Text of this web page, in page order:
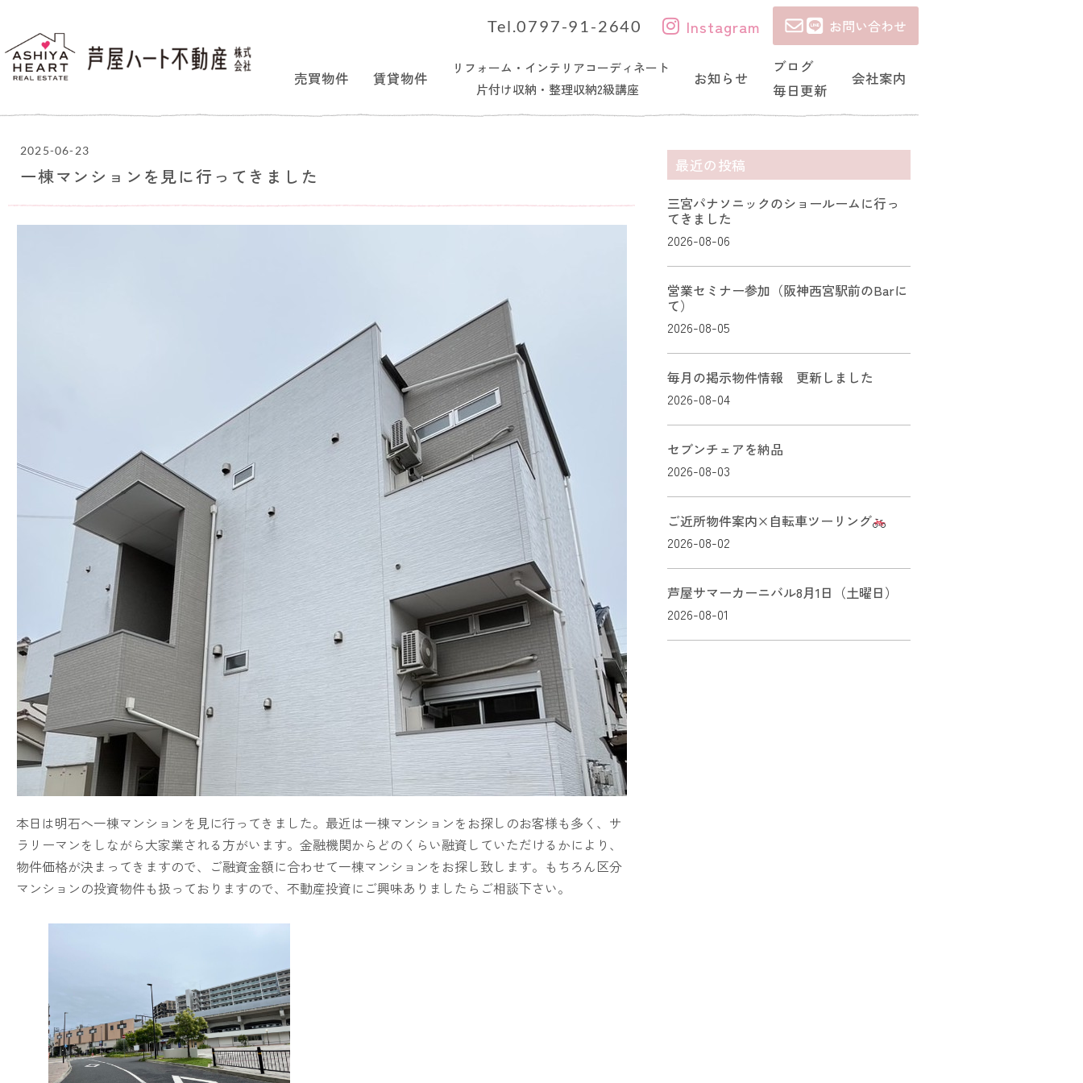
Tel.0797-91-2640 Instagram お問い合わせ
売買物件 賃貸物件
リフォーム・インテリアコーディネート
片付け収納・整理収納2級講座
お知らせ
ブログ
毎日更新
会社案内
2025-06-23
一棟マンションを見に行ってきました
本日は明石へ一棟マンションを見に行ってきました。最近は一棟マンションをお探しのお客様も多く、サ
ラリーマンをしながら大家業される方がいます。金融機関からどのくらい融資していただけるかにより、
物件価格が決まってきますので、ご融資金額に合わせて一棟マンションをお探し致します。もちろん区分
マンションの投資物件も扱っておりますので、不動産投資にご興味ありましたらご相談下さい。
最近の投稿
三宮パナソニックのショールームに行っ
てきました
2026-08-06
営業セミナー参加（阪神西宮駅前のBarに
て）
2026-08-05
毎月の掲示物件情報 更新しました
2026-08-04
セブンチェアを納品
2026-08-03
ご近所物件案内×自転車ツーリング
2026-08-02
芦屋サマーカーニバル8月1日（土曜日）
2026-08-01